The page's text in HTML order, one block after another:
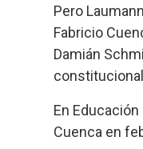
Pero
Fabricio
Damián
En
Cuenca en